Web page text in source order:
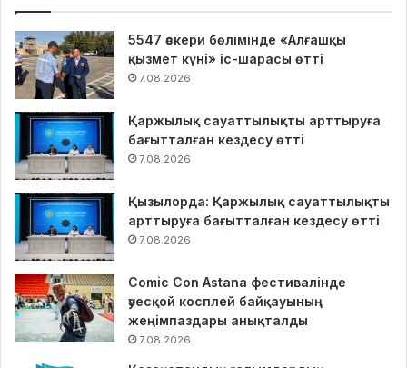
5547 әскери бөлімінде «Алғашқы
қызмет күні» іс-шарасы өтті
7.08.2026
Қаржылық сауаттылықты арттыруға
бағытталған кездесу өтті
7.08.2026
Қызылорда: Қаржылық сауаттылықты
арттыруға бағытталған кездесу өтті
7.08.2026
Comic Con Astana фестивалінде
әуесқой косплей байқауының
жеңімпаздары анықталды
7.08.2026